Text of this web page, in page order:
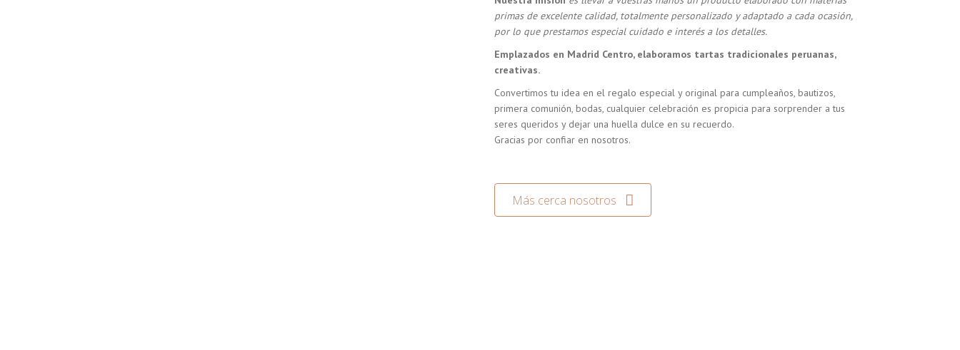
primas de excelente calidad, totalmente personalizado y adaptado a cada ocasión,
por lo que prestamos especial cuidado e interés a los detalles.
Emplazados en Madrid Centro, elaboramos tartas tradicionales peruanas,
creativas.
Convertimos tu idea en el regalo especial y original para cumpleaños, bautizos,
primera comunión, bodas, cualquier celebración es propicia para sorprender a tus
seres queridos y dejar una huella dulce en su recuerdo.
Gracias por confiar en nosotros.
Más cerca nosotros